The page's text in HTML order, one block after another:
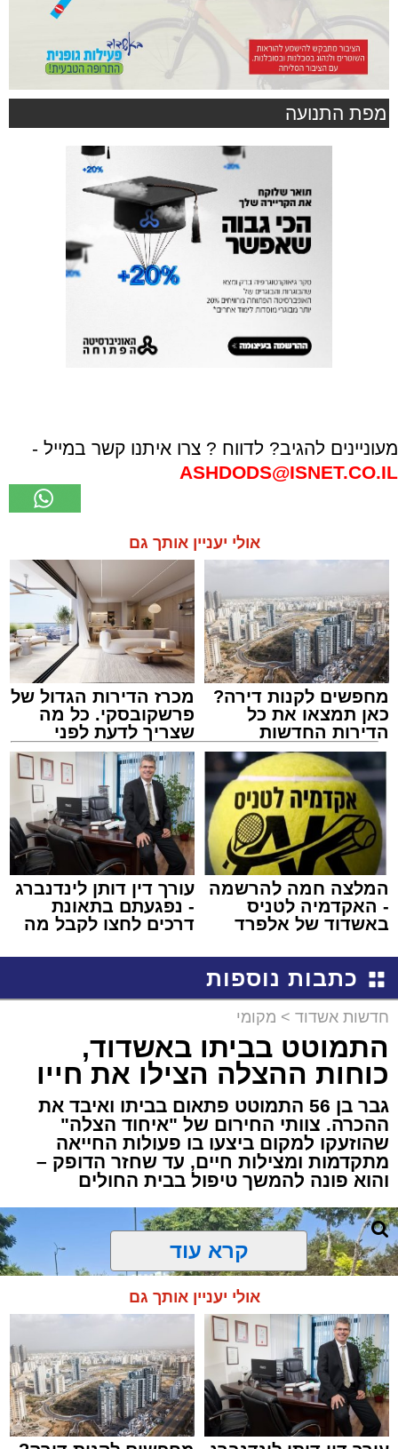
מפת התנועה
מעוניינים להגיב? לדווח ? צרו איתנו קשר במייל -
ASHDODS@ISNET.CO.IL
אולי יעניין אותך גם
מחפשים לקנות דירה?
כאן תמצאו את כל
הדירות החדשות
למכירה באשדוד >>>
מכרז הדירות הגדול של
פרשקובסקי. כל מה
שצריך לדעת לפני
שמגישים הצעה לדירה
באשדוד
המלצה חמה להרשמה
- האקדמיה לטניס
באשדוד של אלפרד
עורך דין דותן לינדנברג
- נפגעתם בתאונת
דרכים לחצו לקבל מה
כתבות נוספות
חדשות אשדוד > מקומי
התמוטט בביתו באשדוד,
כוחות ההצלה הצילו את חייו
גבר בן 56 התמוטט פתאום בביתו ואיבד את
ההכרה. צוותי החירום של "איחוד הצלה"
שהוזעקו למקום ביצעו בו פעולות החייאה
מתקדמות ומצילות חיים, עד שחזר הדופק –
והוא פונה להמשך טיפול בבית החולים
קרא עוד
אולי יעניין אותך גם